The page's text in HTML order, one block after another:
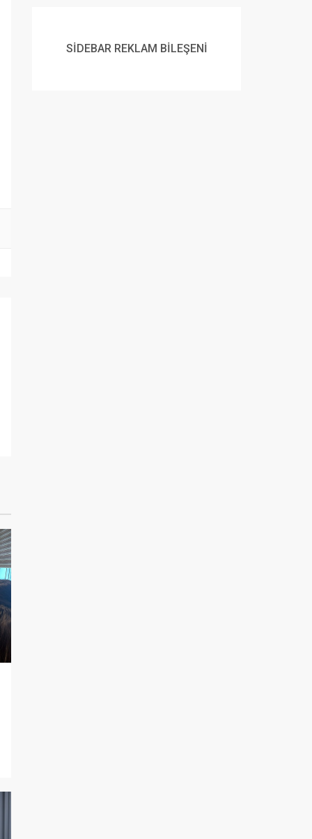
SİDEBAR REKLAM BİLEŞENİ